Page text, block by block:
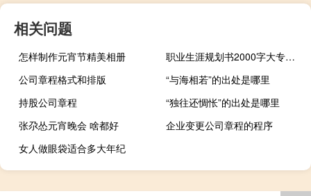
相关问题
怎样制作元宵节精美相册
职业生涯规划书2000字大专（职业生涯规划书2000字）
公司章程格式和排版
“与海相若”的出处是哪里
持股公司章程
“独往还惆怅”的出处是哪里
张尕怂元宵晚会 啥都好
企业变更公司章程的程序
女人做眼袋适合多大年纪